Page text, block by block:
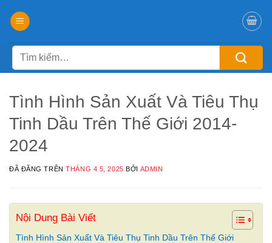
đến
dungTìm
kiếm:
Tình Hình Sản Xuất Và Tiêu Thụ
Tinh Dầu Trên Thế Giới 2014-
2024
ĐÃ ĐĂNG TRÊNTHÁNG 4 5, 2025 BỞI ADMIN
Nội Dung Bài Viết
Tình Hình Sản Xuất Và Tiêu Thụ Tinh Dầu Trên Thế Giới